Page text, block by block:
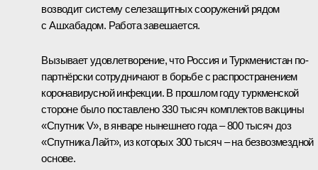
возводит систему селезащитных сооружений рядом
с Ашхабадом. Работа завешается.
Вызывает удовлетворение, что Россия и Туркменистан по-
партнёрски сотрудничают в борьбе с распространением
коронавирусной инфекции. В прошлом году туркменской
стороне было поставлено 330 тысяч комплектов вакцины
«Спутник V», в январе нынешнего года – 800 тысяч доз
«Спутника Лайт», из которых 300 тысяч – на безвозмездной
основе.